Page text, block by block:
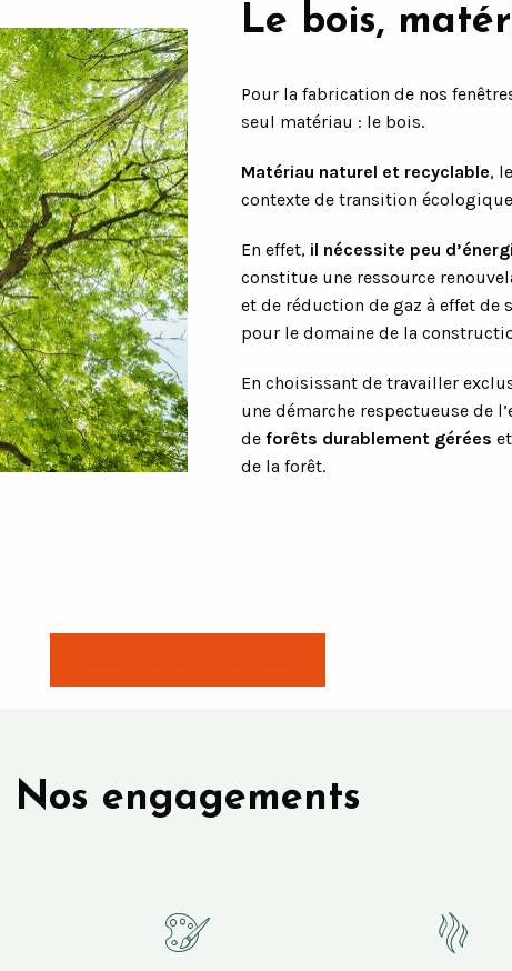
Le bois,
Pour la fabrication de nos
seul matériau : le bois.
Matériau naturel et recyclable,
contexte de transition
En effet, il nécessite peu
constitue une ressource
et de réduction de gaz à effet de
pour le domaine de la
En choisissant de travailler
une démarche respectueuse de
de forêts durablement gérées
de la forêt.
Nos engagements